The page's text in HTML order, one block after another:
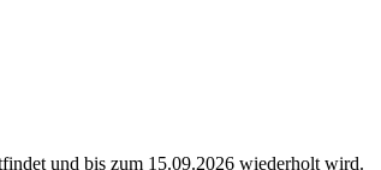
und bis zum 15.09.2026 wiederholt wird.